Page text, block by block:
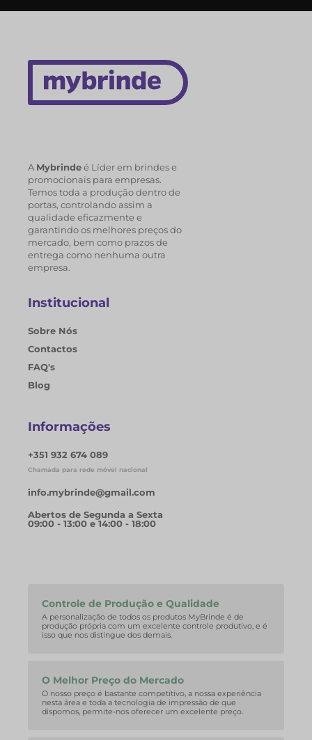
A Mybrindeé Líder em brindes e
promocionais para empresas.
Temos toda a produção dentro de
portas, controlando assim a
qualidade eficazmente e
garantindo os melhores preços do
mercado, bem como prazos de
entrega como nenhuma outra
empresa.
Institucional
Sobre Nós
Contactos
FAQ's
Blog
Informações
+351 932 674 089
Chamada para rede móvel nacional
info.mybrinde@gmail.com
Abertos de Segunda a Sexta
09:00 - 13:00 e 14:00 - 18:00
Controle de Produção e Qualidade
A personalização de todos os produtos MyBrinde é de
produção própria com um excelente controle produtivo, e é
isso que nos distingue dos demais.
O Melhor Preço do Mercado
O nosso preço é bastante competitivo, a nossa experiência
nesta área e toda a tecnologia de impressão de que
dispomos, permite-nos oferecer um excelente preço.